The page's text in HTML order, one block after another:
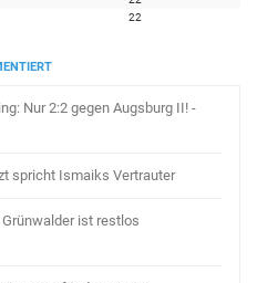
22
Nur 2:2 gegen Augsburg II! -
spricht Ismaiks Vertrauter
ist restlos